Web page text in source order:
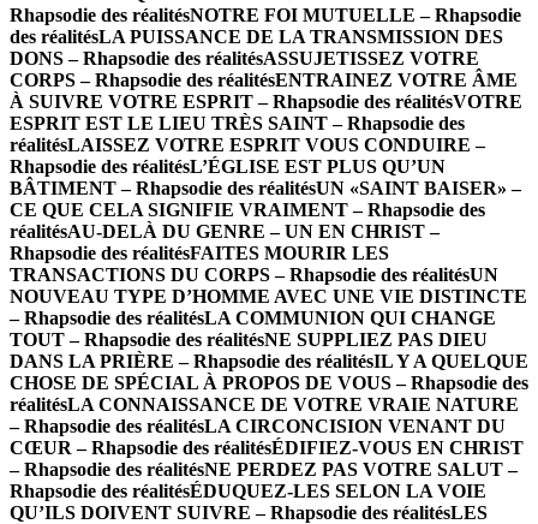
Rhapsodie des réalitésNOTRE FOI MUTUELLE – Rhapsodie
des réalitésLA PUISSANCE DE LA TRANSMISSION DES
DONS – Rhapsodie des réalitésASSUJETISSEZ VOTRE
CORPS – Rhapsodie des réalitésENTRAINEZ VOTRE ÂME
À SUIVRE VOTRE ESPRIT – Rhapsodie des réalitésVOTRE
ESPRIT EST LE LIEU TRÈS SAINT – Rhapsodie des
réalitésLAISSEZ VOTRE ESPRIT VOUS CONDUIRE –
Rhapsodie des réalitésL’ÉGLISE EST PLUS QU’UN
BÂTIMENT – Rhapsodie des réalitésUN «SAINT BAISER» –
CE QUE CELA SIGNIFIE VRAIMENT – Rhapsodie des
réalitésAU-DELÀ DU GENRE – UN EN CHRIST –
Rhapsodie des réalitésFAITES MOURIR LES
TRANSACTIONS DU CORPS – Rhapsodie des réalitésUN
NOUVEAU TYPE D’HOMME AVEC UNE VIE DISTINCTE
– Rhapsodie des réalitésLA COMMUNION QUI CHANGE
TOUT – Rhapsodie des réalitésNE SUPPLIEZ PAS DIEU
DANS LA PRIÈRE – Rhapsodie des réalitésIL Y A QUELQUE
CHOSE DE SPÉCIAL À PROPOS DE VOUS – Rhapsodie des
réalitésLA CONNAISSANCE DE VOTRE VRAIE NATURE
– Rhapsodie des réalitésLA CIRCONCISION VENANT DU
CŒUR – Rhapsodie des réalitésÉDIFIEZ-VOUS EN CHRIST
– Rhapsodie des réalitésNE PERDEZ PAS VOTRE SALUT –
Rhapsodie des réalitésÉDUQUEZ-LES SELON LA VOIE
QU’ILS DOIVENT SUIVRE – Rhapsodie des réalitésLES